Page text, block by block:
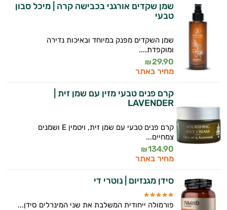
שמן שקדים אורגני בכבישה קרה | מיכל סבון
טבעי
שמן השקדים מפנק במיוחד ובאיכות נדירה
ומוקפדת....
29.90
₪
מחיר באתר
קרם פנים טבעי מזין עם שמן זית |
LAVENDER
קרם פנים טבעי עם שמן זית, ויטמין E ושמנים
צמחיים...
134.90
₪
מחיר באתר
סידן מגנזיום | נוטרי די
פורמולה ייחודית המשלבת את שני המינרלים סידן...